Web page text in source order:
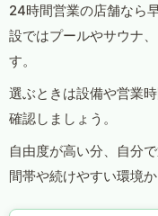
24時間営業の店舗なら
設ではプールやサウナ
す。
選ぶときは設備や営業
確認しましょう。
自由度が高い分、自分
間帯や続けやすい環境